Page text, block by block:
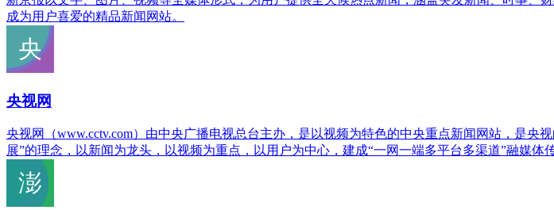
成为用户喜爱的精品新闻网站。
央视网
央视网（www.cctv.com）由中央广播电视总台主办，是以视频为特色的中央重点新闻网站，是
展”的理念，以新闻为龙头，以视频为重点，以用户为中心，建成“一网一端多平台多渠道”融媒体